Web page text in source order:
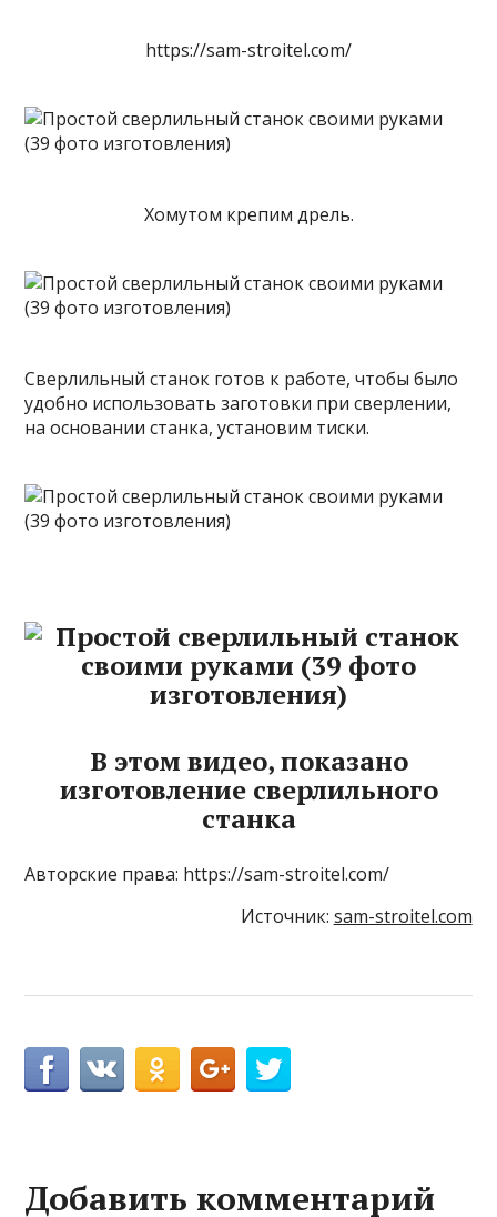
https://sam-stroitel.com/
Хомутом крепим дрель.
Сверлильный станок готов к работе, чтобы было
удобно использовать заготовки при сверлении,
на основании станка, установим тиски.
В этом видео, показано
изготовление сверлильного
станка
Авторские права: https://sam-stroitel.com/
Источник: sam-stroitel.com
Добавить комментарий